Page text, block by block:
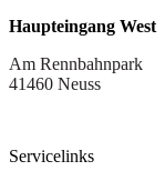
Haupteingang West
Am Rennbahnpark
41460 Neuss
Servicelinks